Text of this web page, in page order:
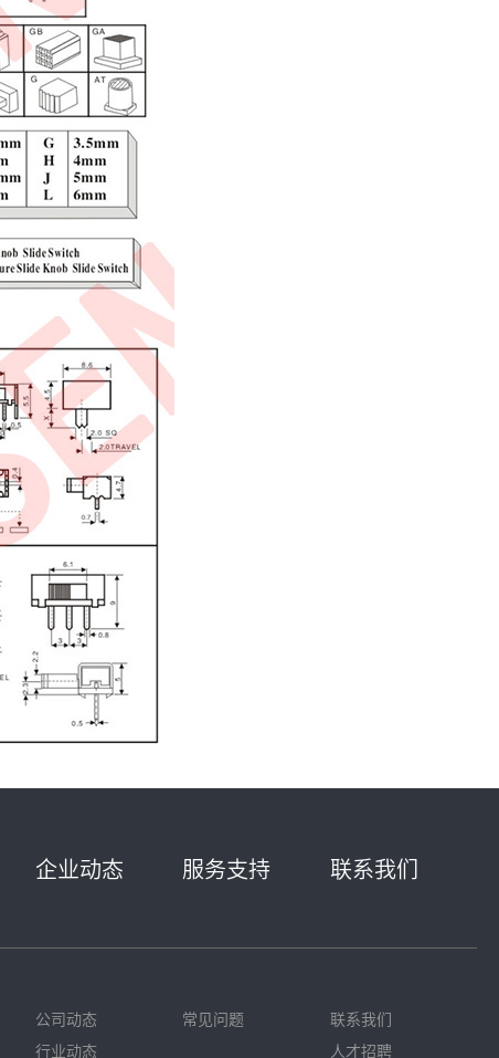
企业动态 服务支持 联系我们
公司动态
行业动态
常见问题
联系我们
人才招聘